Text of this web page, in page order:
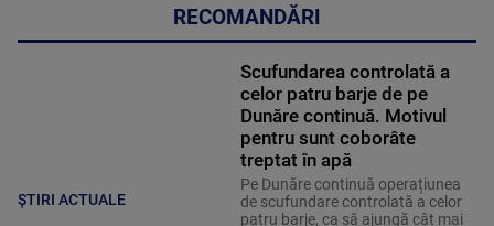
RECOMANDĂRI
ȘTIRI ACTUALE
Scufundarea controlată a
celor patru barje de pe
Dunăre continuă. Motivul
pentru sunt coborâte
treptat în apă
Pe Dunăre continuă operațiunea
de scufundare controlată a celor
patru barje, ca să ajungă cât mai